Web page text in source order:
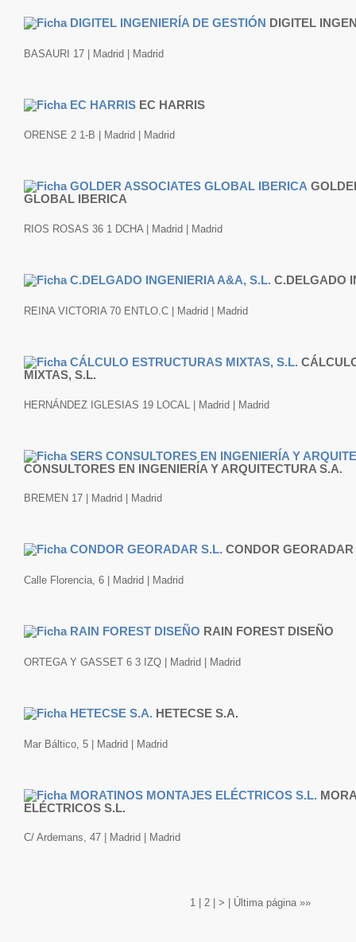
DIGITEL
BASAURI 17 | Madrid | Madrid
EC HARRIS
ORENSE 2 1-B | Madrid | Madrid
GLOBAL IBERICA
RIOS ROSAS 36 1 DCHA | Madrid | Madrid
C.DELGADO
REINA VICTORIA 70 ENTLO.C | Madrid | Madrid
MIXTAS, S.L.
HERNÁNDEZ IGLESIAS 19 LOCAL | Madrid | Madrid
CONSULTORES EN INGENIERÍA Y ARQUITECTURA S.A.
BREMEN 17 | Madrid | Madrid
CONDOR GEORADAR
Calle Florencia, 6 | Madrid | Madrid
RAIN FOREST DISEÑO
ORTEGA Y GASSET 6 3 IZQ | Madrid | Madrid
HETECSE S.A.
Mar Báltico, 5 | Madrid | Madrid
ELÉCTRICOS S.L.
C/ Ardemans, 47 | Madrid | Madrid
1 2 > Última página »»